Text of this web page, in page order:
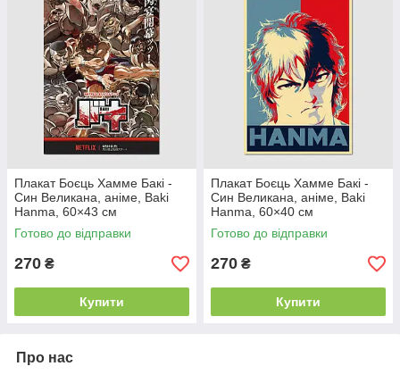
Плакат Боєць Хамме Бакі -
Син Великана, аніме, Baki
Hanma, 60×43 см
Готово до відправки
270 ₴
Купити
Плакат Боєць Хамме Бакі -
Син Великана, аніме, Baki
Hanma, 60×40 см
Готово до відправки
270 ₴
Купити
Про нас